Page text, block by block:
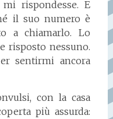
rispondesse. E
il suo numero è
a chiamarlo. Lo
risposto nessuno.
sentirmi ancora
con la casa
più assurda: